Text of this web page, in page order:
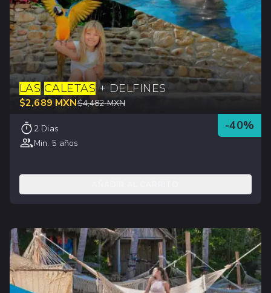
LAS CALETAS + DELFINES
$2,689 MXN$4,482 MXN
-40%
2 Dias
Min. 5 años